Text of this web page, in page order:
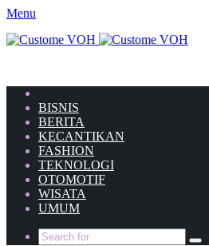
Menu
BISNIS
BERITA
KECANTIKAN
FASHION
TEKNOLOGI
OTOMOTIF
WISATA
UMUM